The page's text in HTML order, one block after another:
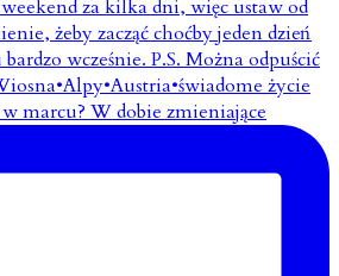
marcu? W dobie zmieniające